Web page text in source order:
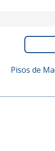
Pisos de